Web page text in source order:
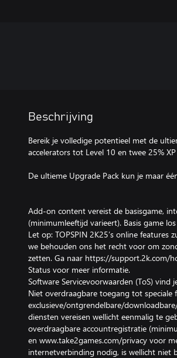
Beschrijving
Bereik je volledige potentieel met de
accelerators tot Level 10 en twee 25%
De ultieme Upgrade Pack kun je maar
Add-on content vereist de basisgame,
(minimumleeftijd varieert). Basis game
Let op: TOPSPIN 2K25’s online
we behouden ons het recht voor om
zetten. Ga naar https://support.2k.com/
Status voor meer informatie.
Software Servicevoorwaarden (ToS)
Niet overdraagbare toegang tot speciale
exclusieve/ontgrendelbare/
diensten vereisen wellicht eenmalig te
overdraagbare accountregistratie
en www.take2games.com/privacy voor
internetverbinding nodig, is wellicht niet